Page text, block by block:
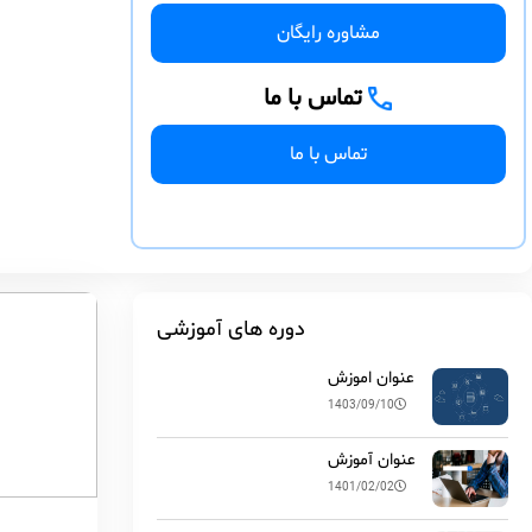
مشاوره رایگان
تماس با ما
تماس با ما
دوره های آموزشی
عنوان اموزش
1403/09/10
عنوان آموزش
1401/02/02